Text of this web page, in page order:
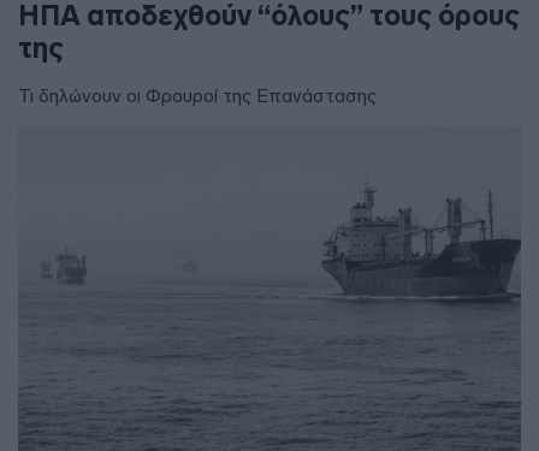
ΗΠΑ αποδεχθούν “όλους” τους όρους
της
Τι δηλώνουν οι Φρουροί της Επανάστασης